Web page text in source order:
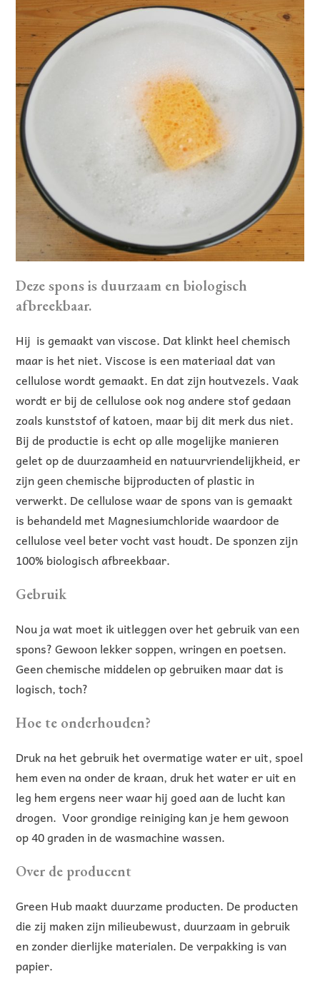
Deze spons is duurzaam en biologisch
afbreekbaar.
Hij is gemaakt van viscose. Dat klinkt heel chemisch
maar is het niet. Viscose is een materiaal dat van
cellulose wordt gemaakt. En dat zijn houtvezels. Vaak
wordt er bij de cellulose ook nog andere stof gedaan
zoals kunststof of katoen, maar bij dit merk dus niet.
Bij de productie is echt op alle mogelijke manieren
gelet op de duurzaamheid en natuurvriendelijkheid, er
zijn geen chemische bijproducten of plastic in
verwerkt. De cellulose waar de spons van is gemaakt
is behandeld met Magnesiumchloride waardoor de
cellulose veel beter vocht vast houdt. De sponzen zijn
100% biologisch afbreekbaar.
Gebruik
Nou ja wat moet ik uitleggen over het gebruik van een
spons? Gewoon lekker soppen, wringen en poetsen.
Geen chemische middelen op gebruiken maar dat is
logisch, toch?
Hoe te onderhouden?
Druk na het gebruik het overmatige water er uit, spoel
hem even na onder de kraan, druk het water er uit en
leg hem ergens neer waar hij goed aan de lucht kan
drogen. Voor grondige reiniging kan je hem gewoon
op 40 graden in de wasmachine wassen.
Over de producent
Green Hub maakt duurzame producten. De producten
die zij maken zijn milieubewust, duurzaam in gebruik
en zonder dierlijke materialen. De verpakking is van
papier.